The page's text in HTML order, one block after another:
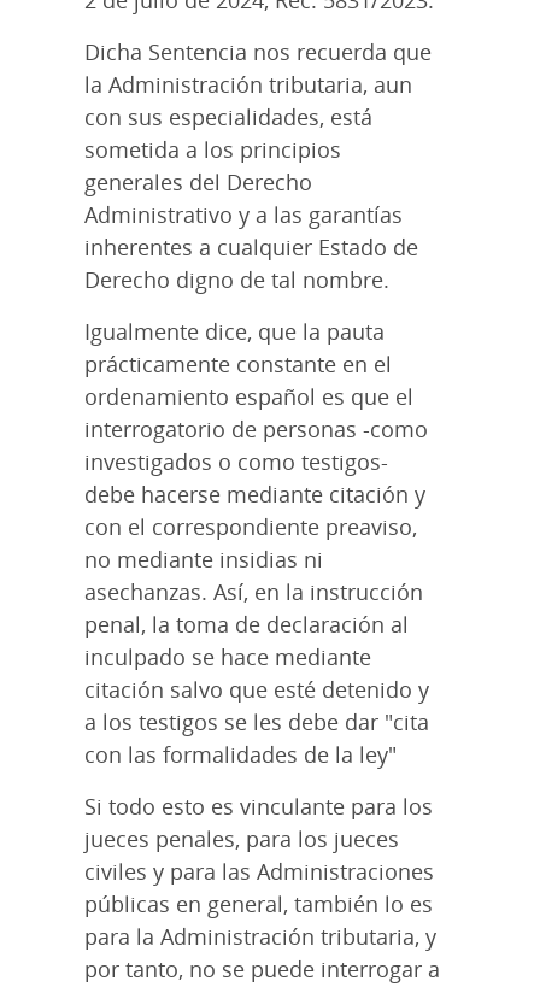
Dicha Sentencia nos recuerda que
la Administración tributaria, aun
con sus especialidades, está
sometida a los principios
generales del Derecho
Administrativo y a las garantías
inherentes a cualquier Estado de
Derecho digno de tal nombre.
Igualmente dice, que la pauta
prácticamente constante en el
ordenamiento español es que el
interrogatorio de personas -como
investigados o como testigos-
debe hacerse mediante citación y
con el correspondiente preaviso,
no mediante insidias ni
asechanzas. Así, en la instrucción
penal, la toma de declaración al
inculpado se hace mediante
citación salvo que esté detenido y
a los testigos se les debe dar "cita
con las formalidades de la ley"
Si todo esto es vinculante para los
jueces penales, para los jueces
civiles y para las Administraciones
públicas en general, también lo es
para la Administración tributaria, y
por tanto, no se puede interrogar a